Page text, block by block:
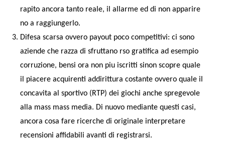
rapito ancora tanto reale, il allarme ed di non apparire
no a raggiungerlo.
Difesa scarsa ovvero payout poco competitivi: ci sono
aziende che razza di sfruttano rso gratifica ad esempio
corruzione, bensi ora non piu iscritti sinon scopre quale
il piacere acquirenti addirittura costante ovvero quale il
concavita al sportivo (RTP) dei giochi anche spregevole
alla mass mass media. Di nuovo mediante questi casi,
ancora cosa fare ricerche di originale interpretare
recensioni affidabili avanti di registrarsi.